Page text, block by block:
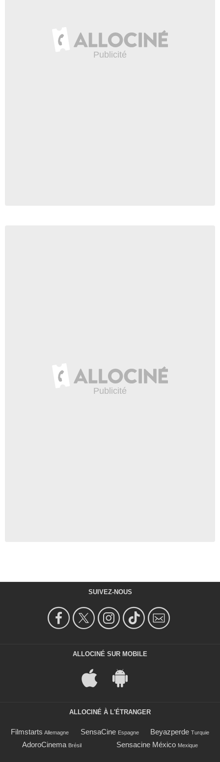
SUIVEZ-NOUS
ALLOCINÉ SUR MOBILE
ALLOCINÉ À L'ÉTRANGER
Filmstarts Allemagne SensaCine Espagne Beyazperde Turquie
AdoroCinema Brésil Sensacine México Mexique